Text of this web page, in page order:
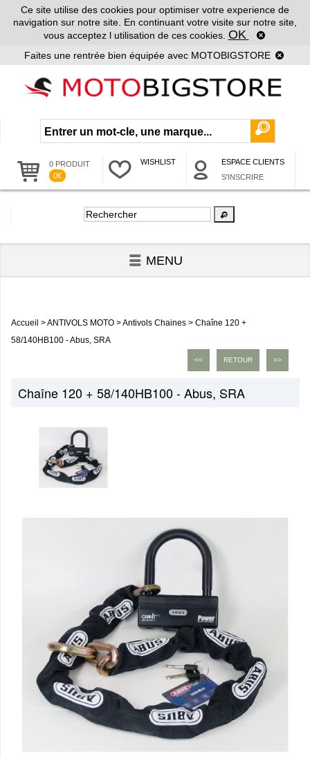
Ce site utilise des cookies pour optimiser votre experience de
navigation sur notre site. En continuant votre visite sur notre site,
vous acceptez l utilisation de ces cookies. OK
Faites une rentrée bien équipée avec MOTOBIGSTORE
0 PRODUIT
0€
WISHLIST
ESPACE CLIENTS
S'INSCRIRE
MENU
Accueil >ANTIVOLS MOTO >Antivols Chaines > Chaîne 120 +
58/140HB100 - Abus, SRA
>>
RETOUR
<<
Chaîne 120 + 58/140HB100 - Abus, SRA